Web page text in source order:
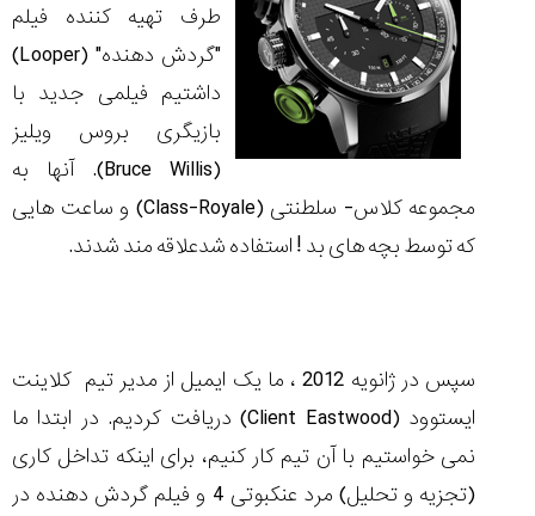
طرف تهیه کننده فیلم
"گردش دهنده" (Looper)
داشتیم فیلمی جدید با
بازیگری بروس ویلیز
(Bruce Willis). آنها به
مجموعه کلاس- سلطنتی(Class-Royale) و ساعت هایی
که توسط بچه های بد ! استفاده شدعلاقه مند شدند.
سپس در ژانویه 2012 ، ما یک ایمیل از مدیر تیم کلاینت
ایستوود(Client Eastwood)دریافت کردیم. در ابتدا ما
نمی خواستیم با آن تیم کار کنیم، برای اینکه تداخل کاری
(تجزیه و تحلیل) مرد عنکبوتی 4 و فیلم گردش دهنده در
پشت‌صحنه
ساخت ساعت‌های
کاور؛ بازدید ایران
تایمر از کارخانه
Cover Watches
(Cornavin)؛
اختصاصی با مدیر
برند ساعت
سوئیسی در دفتر
مرکزی سوئیس
مراسم تقدیر از
فعالان منتخب
صنف ساعت